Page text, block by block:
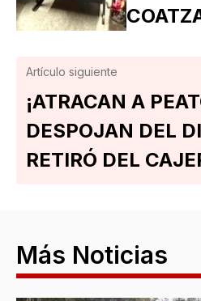
Artículo siguiente
¡ATRACAN A
DESPOJAN DEL
RETIRÓ DEL
Más Noticias